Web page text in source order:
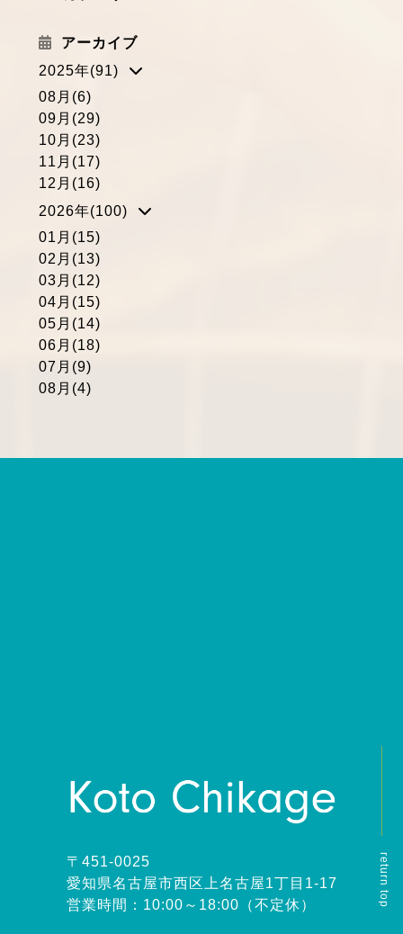
アーカイブ
2025年(91)
08月(6)
09月(29)
10月(23)
11月(17)
12月(16)
2026年(100)
01月(15)
02月(13)
03月(12)
04月(15)
05月(14)
06月(18)
07月(9)
08月(4)
return top
〒451-0025
愛知県名古屋市西区上名古屋1丁目1-17
営業時間：10:00～18:00（不定休）